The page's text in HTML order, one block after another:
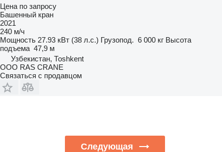
Цена по запросу
Башенный кран
2021
240 м/ч
Мощность 27.93 кВт (38 л.с.) Грузопод. 6 000 кг Высота
подъема 47,9 м
Узбекистан, Тоshkent
ООО RAS CRANE
Связаться с продавцом
Следующая